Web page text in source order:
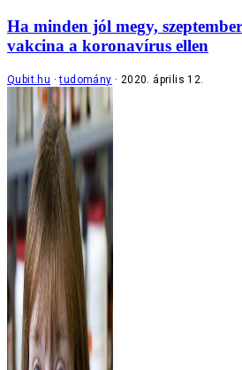
Ha minden jól megy,
vakcina a koronavírus ellen
Qubit.hu tudomány 2020. április 12.